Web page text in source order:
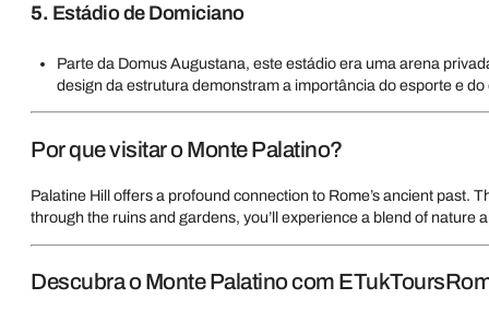
5. Estádio de Domiciano
Parte da Domus Augustana, este estádio era uma arena
design da estrutura demonstram a importância do esporte e
Por que visitar o Monte Palatino?
Palatine Hill offers a profound connection to Rome’s ancient
through the ruins and gardens, you’ll experience a blend of
Descubra o Monte Palatino com